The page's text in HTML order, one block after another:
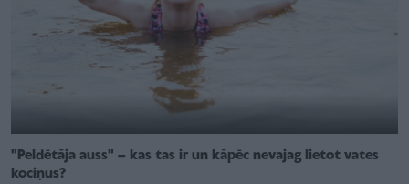
"Peldētāja auss" – kas tas ir un kāpēc nevajag lietot vates
kociņus?